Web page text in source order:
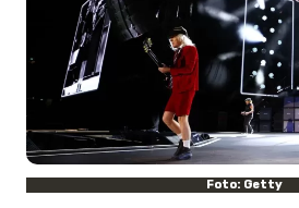
Foto: Getty